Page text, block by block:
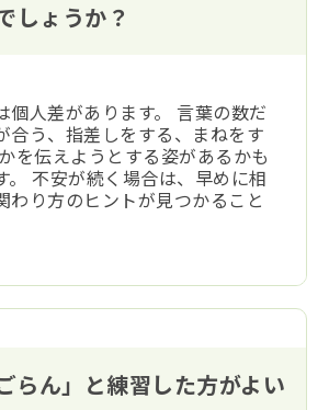
しょうか？
個人差があります。 言葉の数だ
合う、指差しをする、まねをす
を伝えようとする姿があるかも
。 不安が続く場合は、早めに相
わり方のヒントが見つかること
らん」と練習した方がよい